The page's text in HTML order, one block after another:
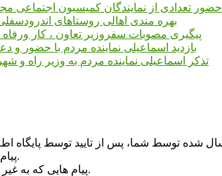
حضور تعدادی از نمایندگان کمیسیون
بهره مندی اهالی روستاهای
پیگیری مصوبات سفروزیر تعاون ، کار ورفاه
بازدید اسماعیلی نماینده مردم با حضور
تذکر اسماعیلی نماینده مردم به وزیر راه
پیام هایی که حاوی تهمت یا افترا باشد منتشر نخواهد شد.
پیام هایی که به غیر از زبان فارسی یا غیر مرتبط باشد منتشر نخواهد شد.